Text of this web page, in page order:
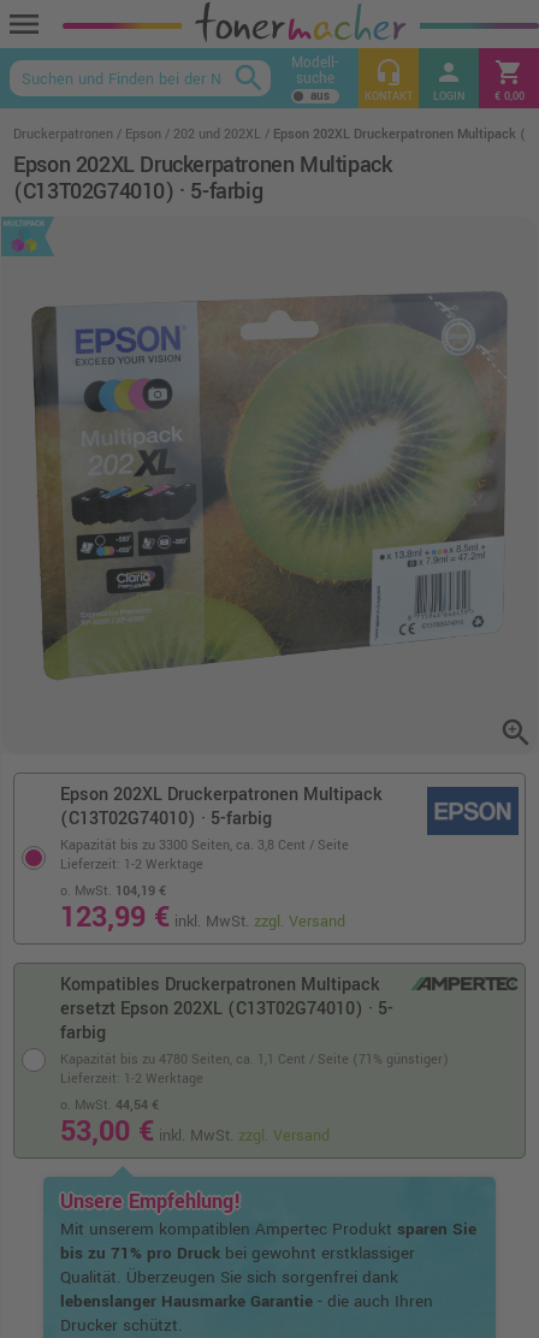
menu
keyboard_arrow_up
search Modell-
suche headset_mic
KONTAKT
person
LOGIN
shopping_cart
€ 0,00
Druckerpatronen Epson 202 und 202XL Epson 202XL Druckerpatronen Multipack
Epson 202XL Druckerpatronen Multipack
(C13T02G74010) · 5-farbig
zoom_in
Epson 202XL Druckerpatronen Multipack
(C13T02G74010) · 5-farbig
Kapazität bis zu 3300 Seiten, ca. 3,8 Cent / Seite
o. MwSt. 104,19 €
123,99 € inkl. MwSt.zzgl. Versand
Lieferzeit: 1-2 Werktage
Kompatibles Druckerpatronen Multipack
ersetzt Epson 202XL (C13T02G74010) · 5-
farbig
Kapazität bis zu 4780 Seiten, ca. 1,1 Cent / Seite (71% günstiger)
o. MwSt.44,54 €
53,00 € inkl. MwSt. zzgl. Versand
Lieferzeit: 1-2 Werktage
Unsere Empfehlung!
Mit unserem kompatiblen Ampertec Produkt sparen Sie
bis zu 71% pro Druckbei gewohnt erstklassiger
Qualität. Überzeugen Sie sich sorgenfrei dank
lebenslanger Hausmarke Garantie- die auch Ihren
Drucker schützt.